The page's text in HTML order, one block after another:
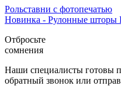
Рольставни с фотопечатью
Новинка - Рулонные шторы
Отбросьте
сомнения
Наши специалисты готовы
обратный звонок или